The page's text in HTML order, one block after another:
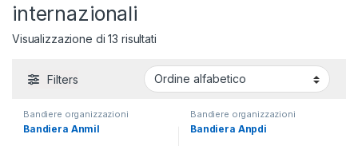
internazionali
Visualizzazione di 13 risultati
Filters
Bandiere organizzazioni
nazionali e internazionali
Bandiera Anmil
Bandiere organizzazioni
nazionali e internazionali
Bandiere varie
Bandiera Anpdi